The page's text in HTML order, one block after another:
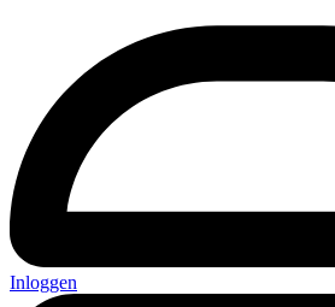
Inloggen